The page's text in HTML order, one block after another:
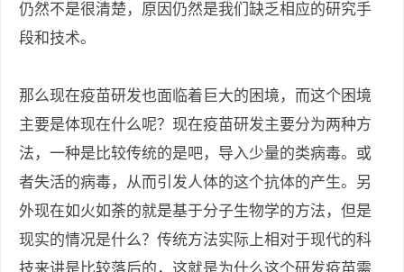
仍然不是很清楚，原因仍然是我们缺乏相应的研究手
段和技术。
那么现在疫苗研发也面临着巨大的困境，而这个困境
主要是体现在什么呢？现在疫苗研发主要分为两种方
法，一种是比较传统的是吧，导入少量的类病毒。或
者失活的病毒，从而引发人体的这个抗体的产生。另
外现在如火如荼的就是基于分子生物学的方法，但是
现实的情况是什么？传统方法实际上相对于现代的科